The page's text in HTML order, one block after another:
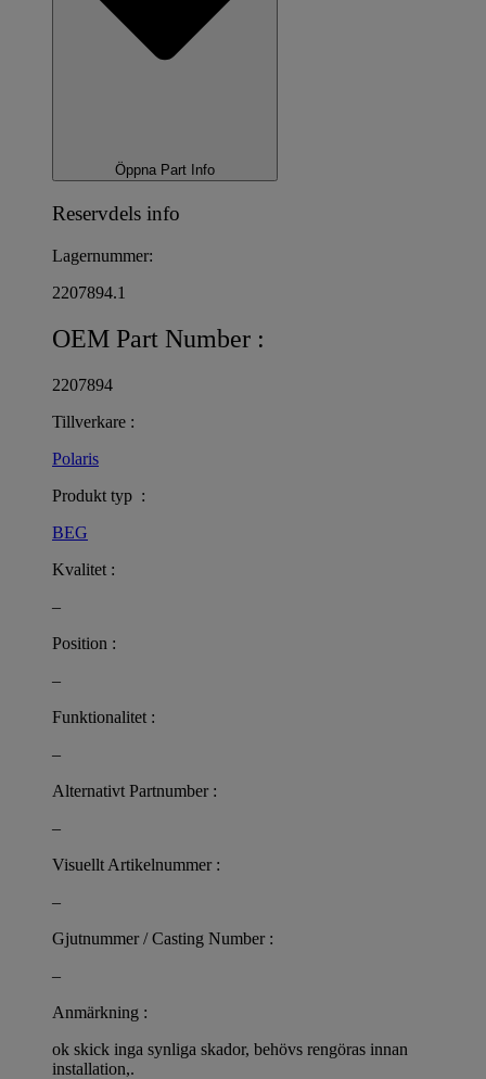
Öppna Part Info
Reservdels info
Lagernummer:
2207894.1
OEM Part Number :
2207894
Tillverkare :
Polaris
Produkt typ :
BEG
Kvalitet :
–
Position :
–
Funktionalitet :
–
Alternativt Partnumber :
–
Visuellt Artikelnummer :
–
Gjutnummer / Casting Number :
–
Anmärkning :
ok skick inga synliga skador, behövs rengöras innan
installation,.